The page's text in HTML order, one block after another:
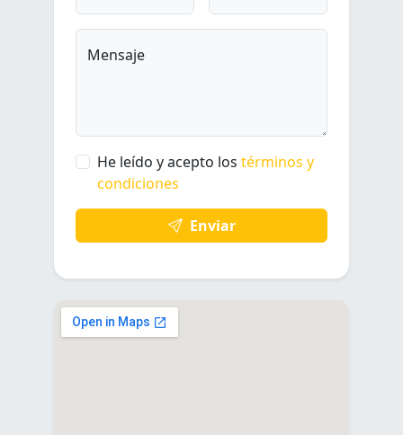
Mensaje
He leído y acepto los términos y
condiciones
Enviar